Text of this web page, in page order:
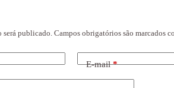
será publicado. Campos obrigatórios são marcados
E-mail*